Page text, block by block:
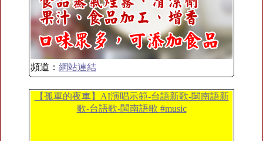
頻道： 網站連結
【孤單的夜車】AI演唱示範-台語新歌-閩南語新
歌-台語歌-閩南語歌 #music